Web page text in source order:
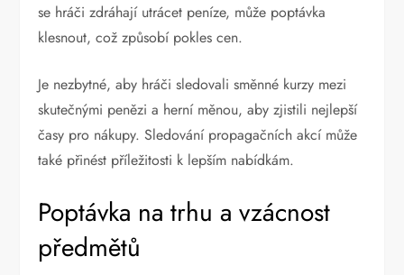
se hráči zdráhají utrácet peníze, může poptávka
klesnout, což způsobí pokles cen.
Je nezbytné, aby hráči sledovali směnné kurzy mezi
skutečnými penězi a herní měnou, aby zjistili nejlepší
časy pro nákupy. Sledování propagačních akcí může
také přinést příležitosti k lepším nabídkám.
Poptávka na trhu a vzácnost
předmětů